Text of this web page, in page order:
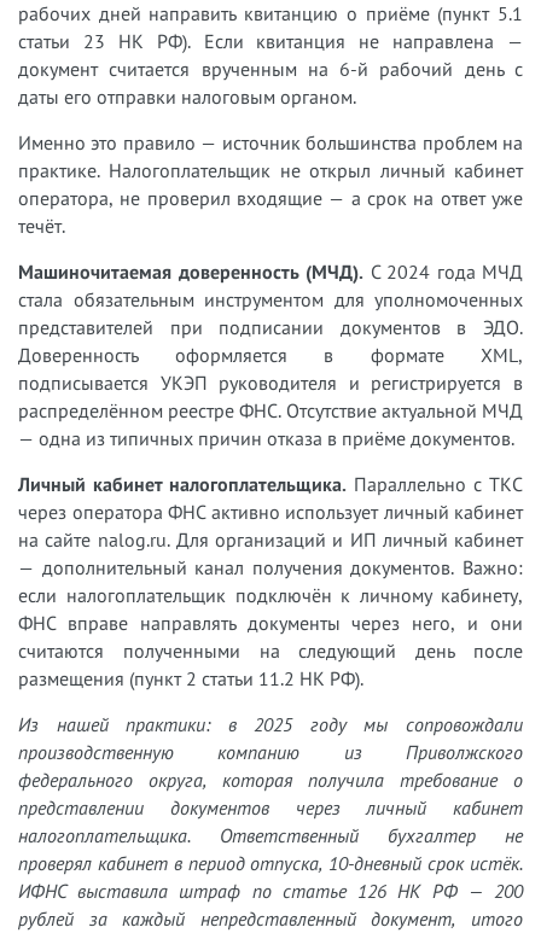
рабочих дней направить квитанцию о приёме (пункт 5.1
статьи 23 НК РФ). Если квитанция не направлена —
документ считается врученным на 6-й рабочий день с
даты его отправки налоговым органом.
Именно это правило — источник большинства проблем на
практике. Налогоплательщик не открыл личный кабинет
оператора, не проверил входящие — а срок на ответ уже
течёт.
Машиночитаемая доверенность (МЧД). С 2024 года МЧД
стала обязательным инструментом для уполномоченных
представителей при подписании документов в ЭДО.
Доверенность оформляется в формате XML,
подписывается УКЭП руководителя и регистрируется в
распределённом реестре ФНС. Отсутствие актуальной МЧД
— одна из типичных причин отказа в приёме документов.
Личный кабинет налогоплательщика. Параллельно с ТКС
через оператора ФНС активно использует личный кабинет
на сайте nalog.ru. Для организаций и ИП личный кабинет
— дополнительный канал получения документов. Важно:
если налогоплательщик подключён к личному кабинету,
ФНС вправе направлять документы через него, и они
считаются полученными на следующий день после
размещения (пункт 2 статьи 11.2 НК РФ).
Из нашей практики: в 2025 году мы сопровождали
производственную компанию из Приволжского
федерального округа, которая получила требование о
представлении документов через личный кабинет
налогоплательщика. Ответственный бухгалтер не
проверял кабинет в период отпуска, 10-дневный срок истёк.
ИФНС выставила штраф по статье 126 НК РФ — 200
рублей за каждый непредставленный документ, итого